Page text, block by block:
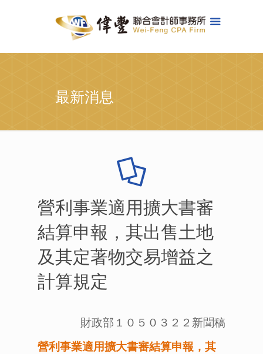
最新消息
營利事業適用擴大書審
結算申報，其出售土地
及其定著物交易增益之
計算規定
財政部１０５０３２２新聞稿
營利事業適用擴大書審結算申報，其